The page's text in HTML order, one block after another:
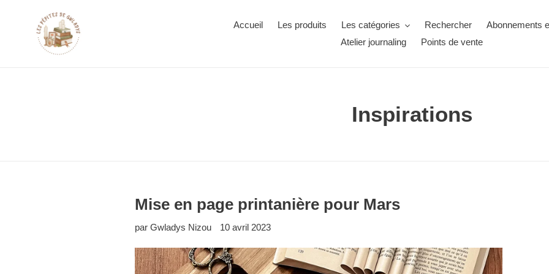
Accueil Les produits Les catégories Rechercher
Abonnements
Atelier journaling
Points de vente
Inspirations
Mise en page printanière pour Mars
par Gwladys Nizou 10 avril 2023